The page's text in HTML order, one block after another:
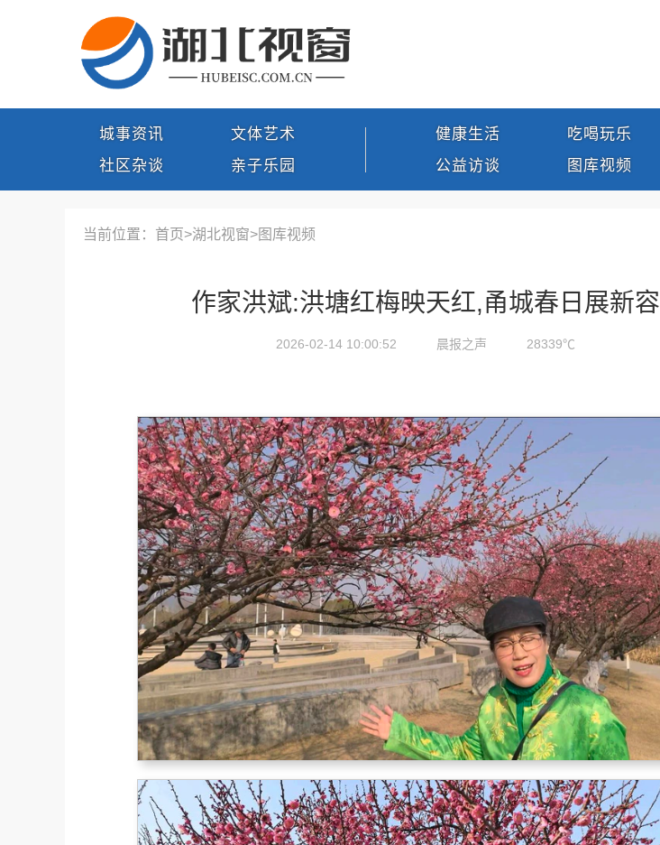
城事资讯
社区杂谈
文体艺术
亲子乐园
健康生活
公益访谈
吃喝玩乐
图库视频
当前位置：首页>湖北视窗>图库视频
作家洪斌:洪塘红梅映天红,甬城春日展新容
2026-02-14 10:00:52 晨报之声 28339℃